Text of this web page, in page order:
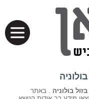
בולוניה . באתר